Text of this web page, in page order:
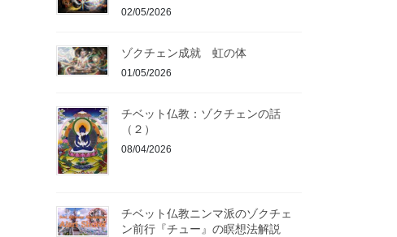
02/05/2026
ゾクチェン成就 虹の体
01/05/2026
チベット仏教：ゾクチェンの話
（２）
08/04/2026
チベット仏教ニンマ派のゾクチェ
ン前行『チュー』の瞑想法解説